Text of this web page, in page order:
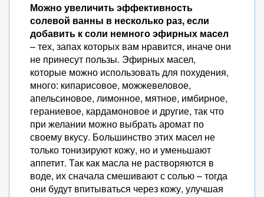
Можно увеличить эффективность
солевой ванны в несколько раз, если
добавить к соли немного эфирных масел
– тех, запах которых вам нравится, иначе они
не принесут пользы. Эфирных масел,
которые можно использовать для похудения,
много: кипарисовое, можжевеловое,
апельсиновое, лимонное, мятное, имбирное,
гераниевое, кардамоновое и другие, так что
при желании можно выбрать аромат по
своему вкусу. Большинство этих масел не
только тонизируют кожу, но и уменьшают
аппетит. Так как масла не растворяются в
воде, их сначала смешивают с солью – тогда
они будут впитываться через кожу, улучшая